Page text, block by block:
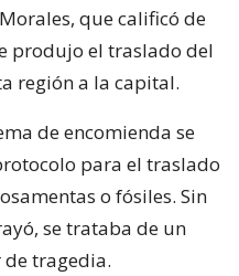
que calificó de
produjo el traslado del
región a la capital.
de encomienda se
para el traslado
o fósiles. Sin
se trataba de un
tragedia.